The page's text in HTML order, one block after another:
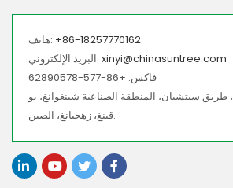
هاتف: +86-18257770162
البريد الإلكتروني: xinyi@chinasuntree.com
فاكس: +86-577-62890578
العنوان:رقم 3، طريق سيتشيان، المنطقة الصناعية شينغوانغ، يو
قينغ، زهجيانغ، الصين.